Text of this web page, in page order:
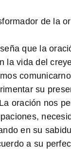
de la
que la
la vida del
su
oración nos
en su
a su